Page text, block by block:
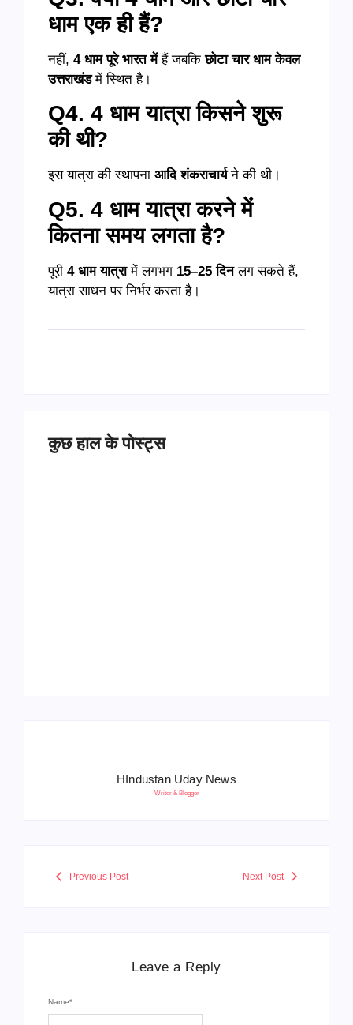
धाम एक ही हैं?
नहीं, 4 धाम पूरे भारत मेंहैं जबकिछोटा चार धाम केवल
उत्तराखंडमें स्थित है।
Q4. 4 धाम यात्रा किसने शुरू
की थी?
इस यात्रा की स्थापना आदि शंकराचार्यने की थी।
Q5. 4 धाम यात्रा करने में
कितना समय लगता है?
पूरी 4 धाम यात्रामें लगभग 15–25 दिनलग सकते हैं,
यात्रा साधन पर निर्भर करता है।
कुछ हाल के पोस्ट्स
HIndustan Uday News
Writer & Blogger
Previous Post Next Post
Leave a Reply
Name*